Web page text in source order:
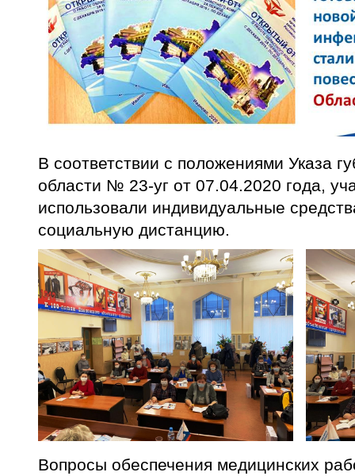
В соответствии с положениями Указа
области № 23-уг от 07.04.2020 года,
использовали индивидуальные
социальную дистанцию.
Вопросы обеспечения медицинских